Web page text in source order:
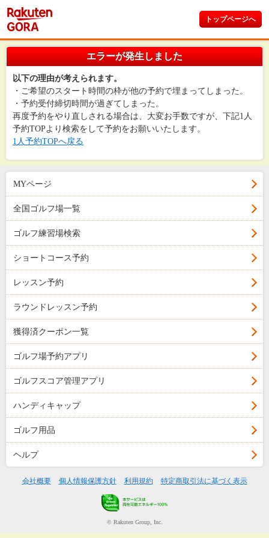
トップページへ
エラーが発生しました
以下の理由が考えられます。
・ご希望のスタート時間の枠が他の予約で埋まってしまった。
・予約受付締切時間が過ぎてしまった。
再度予約をやり直しされる場合は、大変お手数ですが、下記1人
予約TOPより検索をして予約をお願いいたします。
1人予約TOPへ戻る
MYページ
全国ゴルフ場一覧
ゴルフ練習場検索
ショートコース予約
レッスン予約
ラウンドレッスン予約
獲得済クーポン一覧
ゴルフ場予約アプリ
ゴルフスコア管理アプリ
ハンディキャップ
ゴルフ用品
ヘルプ
会社概要 個人情報保護方針 利用規約 特定商取引法に基づく表示
© Rakuten Group, Inc.